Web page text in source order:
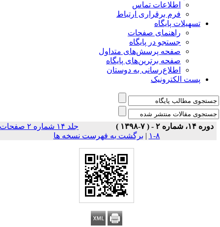
اطلاعات تماس
فرم برقراری ارتباط
تسهیلات پایگاه
راهنمای صفحات
جستجو در پایگاه
صفحه پرسش‌های متداول
صفحه برترین‌های پایگاه
اطلاع‌رسانی به دوستان
پست الکترونیک
دوره ۱۴، شماره ۲ - ( ۷-۱۳۹۸ )
جلد ۱۴ شماره ۲ صفحات
| برگشت به فهرست نسخه ها